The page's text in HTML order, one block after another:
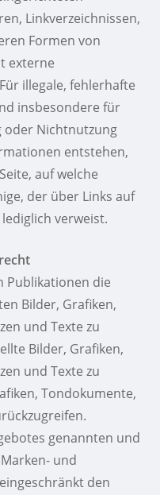
Linkverzeichnissen,
Formen von
externe
illegale, fehlerhafte
insbesondere für
oder Nichtnutzung
entstehen,
auf welche
der über Links auf
verweist.
Publikationen die
Bilder, Grafiken,
und Texte zu
Bilder, Grafiken,
und Texte zu
Tondokumente,
genannten und
und
den